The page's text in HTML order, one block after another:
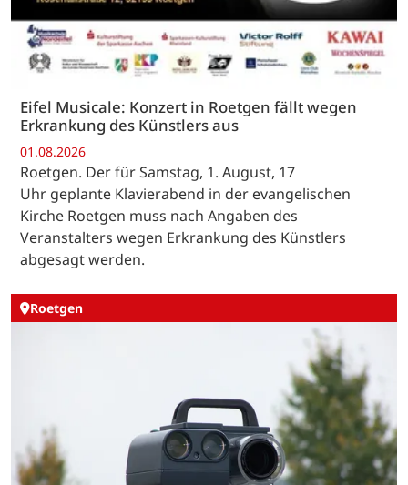
Eifel Musicale: Konzert in Roetgen fällt wegen
Erkrankung des Künstlers aus
01.08.2026
Roetgen. Der für Samstag, 1. August, 17
Uhr geplante Klavierabend in der evangelischen
Kirche Roetgen muss nach Angaben des
Veranstalters wegen Erkrankung des Künstlers
abgesagt werden.
Roetgen